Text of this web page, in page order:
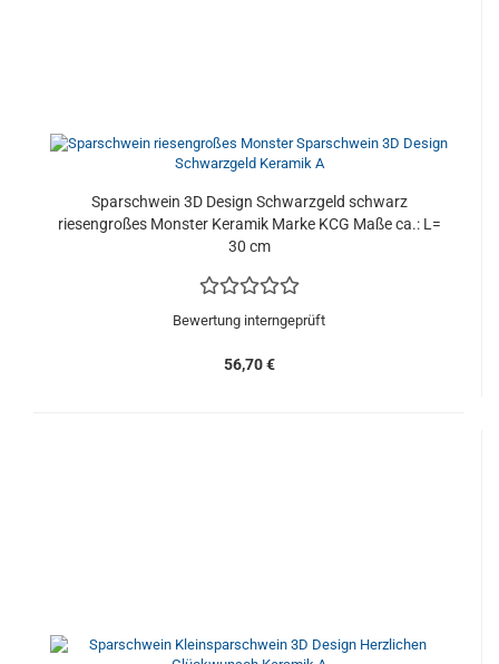
Sparschwein 3D Design Schwarzgeld schwarz
riesengroßes Monster Keramik Marke KCG Maße ca.: L=
30 cm
Bewertung interngeprüft
56,70 €